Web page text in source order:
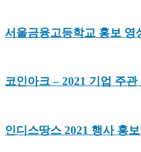
서울금융고등학교 홍보 영
코인아크 – 2021 기업 주
인디스땅스 2021 행사 홍